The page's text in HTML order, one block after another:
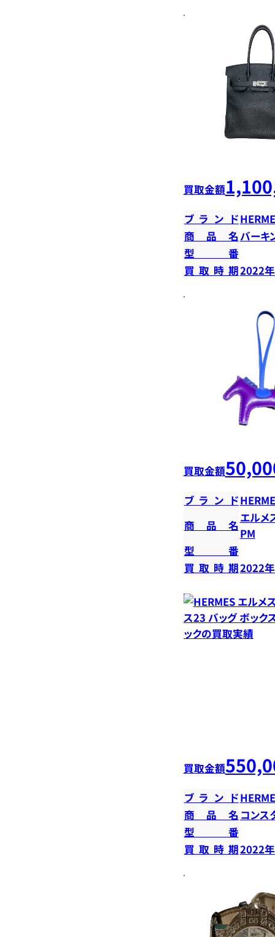
買取金額
ブランド
商品名 バーキ
型番
買取時期2022
買取金額
ブランド
商品名
エル
PM
型番
買取時期2022
買取金額
ブランド
商品名 コンス
型番
買取時期2022